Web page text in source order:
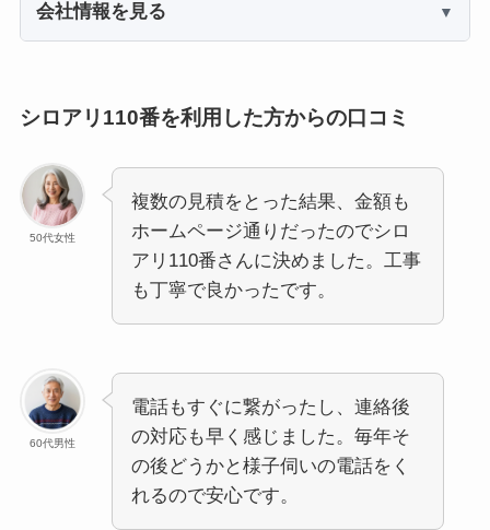
会社情報を見る
シロアリ110番を利用した方からの口コミ
50代女性
複数の見積をとった結果、金額も
ホームページ通りだったのでシロ
アリ110番さんに決めました。工事
も丁寧で良かったです。
60代男性
電話もすぐに繋がったし、連絡後
の対応も早く感じました。毎年そ
の後どうかと様子伺いの電話をく
れるので安心です。